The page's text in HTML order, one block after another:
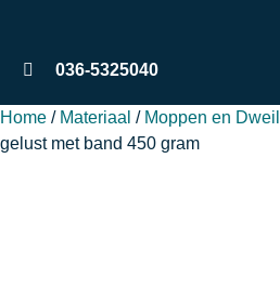
036-5325040
Home / Materiaal / Moppen en
gelust met band 450 gram